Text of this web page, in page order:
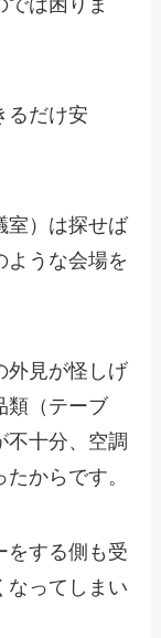
は困りま
るだけ安
室）は探せば
ような会場を
外見が怪しげ
類（テーブ
不十分、空調
からです。
をする側も受
なってしまい